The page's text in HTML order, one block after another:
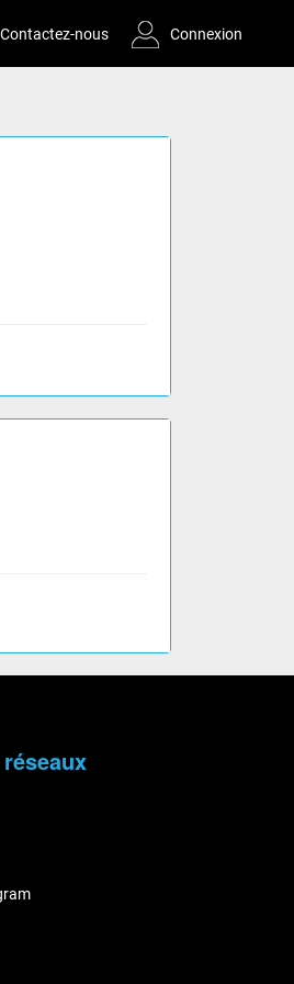
Contactez-nous Connexion